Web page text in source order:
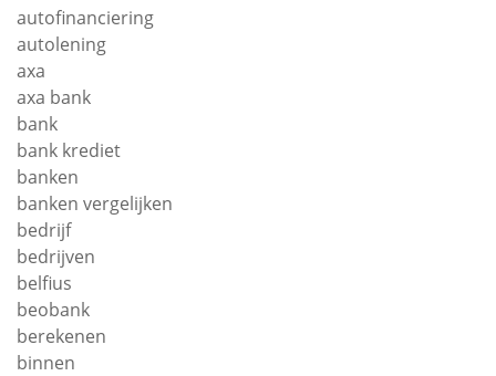
autofinanciering
autolening
axa
axa bank
bank
bank krediet
banken
banken vergelijken
bedrijf
bedrijven
belfius
beobank
berekenen
binnen